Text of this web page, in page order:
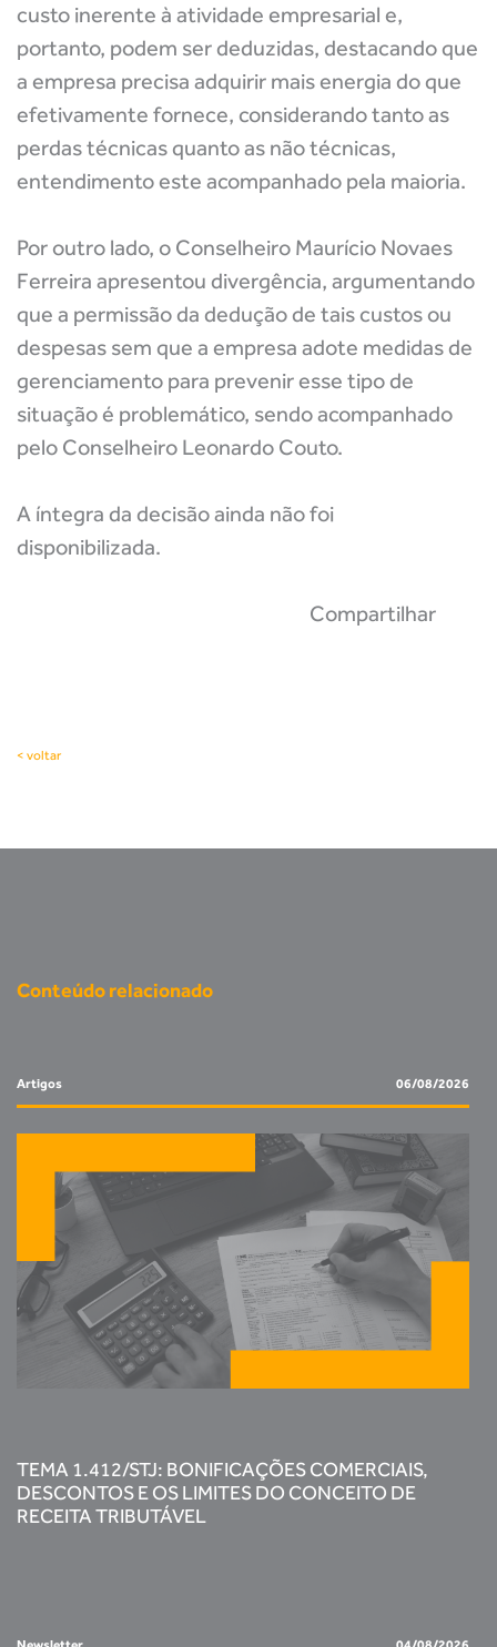
custo inerente à atividade empresarial e,
portanto, podem ser deduzidas, destacando que
a empresa precisa adquirir mais energia do que
efetivamente fornece, considerando tanto as
perdas técnicas quanto as não técnicas,
entendimento este acompanhado pela maioria.
Por outro lado, o Conselheiro Maurício Novaes
Ferreira apresentou divergência, argumentando
que a permissão da dedução de tais custos ou
despesas sem que a empresa adote medidas de
gerenciamento para prevenir esse tipo de
situação é problemático, sendo acompanhado
pelo Conselheiro Leonardo Couto.
A íntegra da decisão ainda não foi
disponibilizada.
Compartilhar
< voltar
Conteúdo relacionado
Artigos 06/08/2026
TEMA 1.412/STJ: BONIFICAÇÕES COMERCIAIS,
DESCONTOS E OS LIMITES DO CONCEITO DE
RECEITA TRIBUTÁVEL